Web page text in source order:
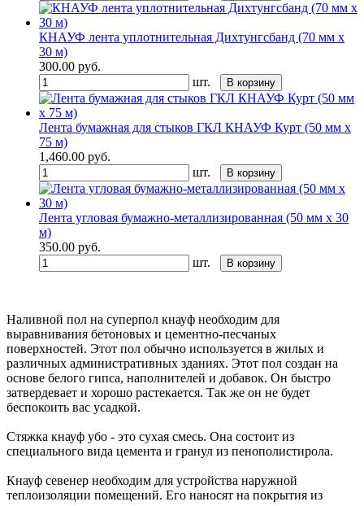
КНАУФ лента уплотнительная Дихтунгсбанд (70 мм x
30 м)
300.00 руб.
шт.
В корзину
Лента бумажная для стыков ГКЛ КНАУФ Курт (50 мм х
75 м)
1,460.00 руб.
шт.
В корзину
Лента угловая бумажно-металлизированная (50 мм х 30
м)
350.00 руб.
шт.
В корзину
Наливной пол на суперпол кнауф необходим для
выравнивания бетоновых и цементно-песчаных
поверхностей. Этот пол обычно используется в жилых и
различных административных зданиях. Этот пол создан на
основе белого гипса, наполнителей и добавок. Он быстро
затвердевает и хорошо растекается. Так же он не будет
беспокоить вас усадкой.
Стяжка кнауф убо - это сухая смесь. Она состоит из
специального вида цемента и гранул из пенополистирола.
Кнауф севенер необходим для устройства наружной
теплоизоляции помещений. Его наносят на покрытия из